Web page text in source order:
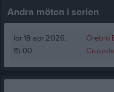
Andra möten i serien
lör 18 apr 2026,
15:00
Örebro